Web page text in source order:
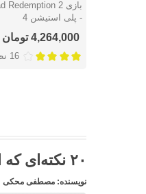
دوست داشتن
- پلی استیشن 4
4,264,000 تومان
16 نظر
۲۰ نکته‌ای که از بازی Red Dead Redemption 2 تاکنون می‌دانیم:
نویسنده: مصطفی محکی